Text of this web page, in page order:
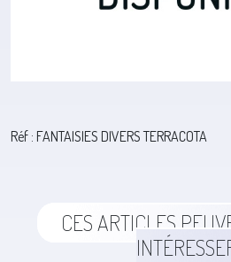
Réf : FANTAISIES DIVERS TERRACOTA
CES ARTICLES